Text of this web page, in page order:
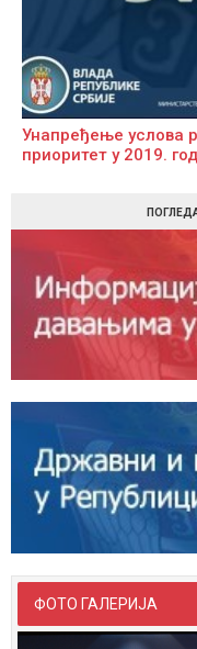
Унапређење услова
приоритет у 2019.
ФОТО ГАЛЕРИЈА